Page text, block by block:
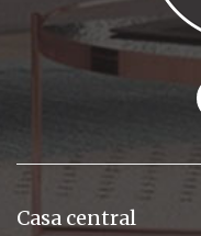
Casa central